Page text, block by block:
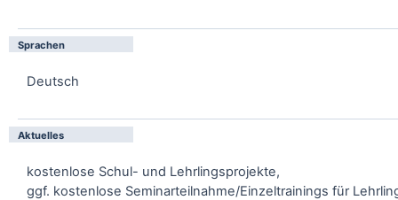
Sprachen
Deutsch
Aktuelles
kostenlose Schul- und Lehrlingsprojekte,
ggf. kostenlose Seminarteilnahme/Einzeltrainings für